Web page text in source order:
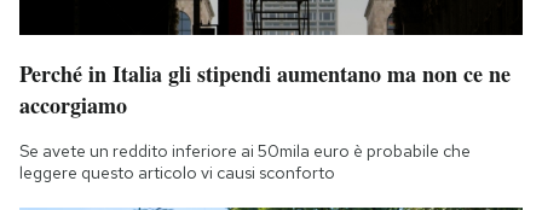
Perché in Italia gli stipendi aumentano ma non ce ne
accorgiamo
Se avete un reddito inferiore ai 50mila euro è probabile che
leggere questo articolo vi causi sconforto